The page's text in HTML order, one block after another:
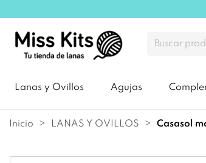
Lanas y Ovillos Agujas
Inicio LANAS Y OVILLOS casasol